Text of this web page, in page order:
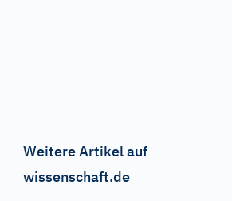
Weitere Artikel auf
wissenschaft.de